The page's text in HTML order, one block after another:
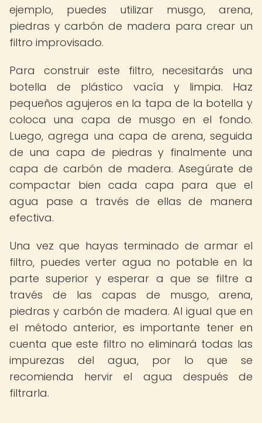
ejemplo, puedes utilizar musgo, arena,
piedras y carbón de madera para crear un
filtro improvisado.
Para construir este filtro, necesitarás una
botella de plástico vacía y limpia. Haz
pequeños agujeros en la tapa de la botella y
coloca una capa de musgo en el fondo.
Luego, agrega una capa de arena, seguida
de una capa de piedras y finalmente una
capa de carbón de madera. Asegúrate de
compactar bien cada capa para que el
agua pase a través de ellas de manera
efectiva.
Una vez que hayas terminado de armar el
filtro, puedes verter agua no potable en la
parte superior y esperar a que se filtre a
través de las capas de musgo, arena,
piedras y carbón de madera. Al igual que en
el método anterior, es importante tener en
cuenta que este filtro no eliminará todas las
impurezas del agua, por lo que se
recomienda hervir el agua después de
filtrarla.